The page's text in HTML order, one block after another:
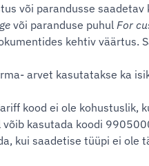
või parandusse
või paranduse puhul For
kehtiv väärtus.
arvet kasutatakse ka
kood ei ole kohustuslik,
võib kasutada koodi
kui saadetise tüüpi ei ole